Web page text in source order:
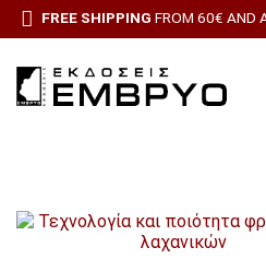
FREE SHIPPING FROM 60€ AND
BOOK CATEGORIES